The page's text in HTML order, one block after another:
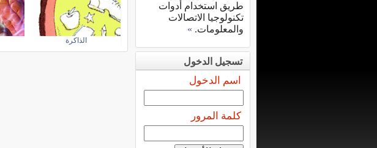
الذاكرة
طريق استخدام أدوات
تكنولوجيا الاتصالات
والمعلومات. »
تسجيل الدخول
اسم الدخول
كلمة المرور